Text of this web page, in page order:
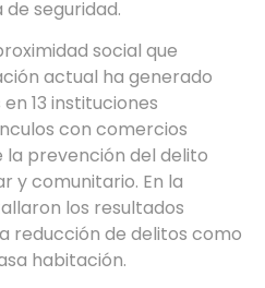
seguridad.
social que
actual ha generado
13 instituciones
con comercios
prevención del delito
y comunitario. En la
los resultados
reducción de delitos como
habitación.